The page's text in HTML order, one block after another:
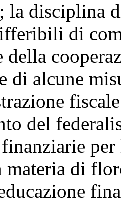
la disciplina
di
della
di alcune
del
per
materia di